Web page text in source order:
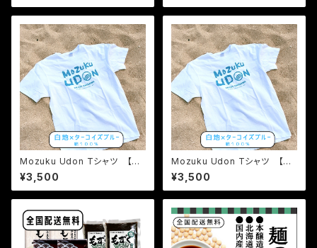
Mozuku Udon Tシャツ 【M
サイズ】送料無料
¥3,500
Mozuku Udon Tシャツ 【S
サイズ】送料無料
¥3,500